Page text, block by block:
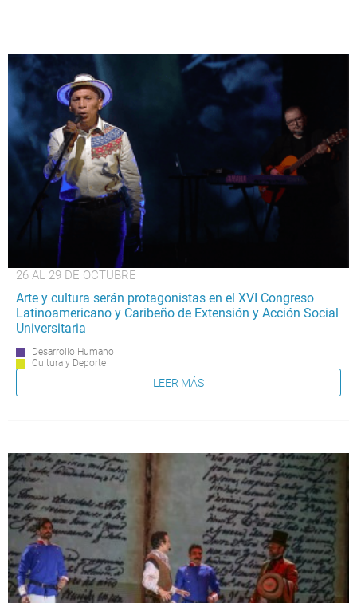
26 AL 29 DE OCTUBRE
Arte y cultura serán protagonistas en el XVI Congreso
Latinoamericano y Caribeño de Extensión y Acción Social
Universitaria
Desarrollo Humano
Cultura y Deporte
LEER MÁS